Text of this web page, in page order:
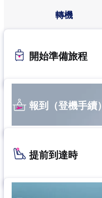
轉機
開始準備旅程
報到（登機手續）
提前到達時